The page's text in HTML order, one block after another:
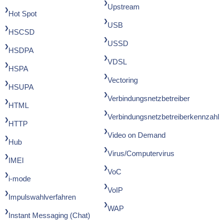
Hot Spot
HSCSD
HSDPA
HSPA
HSUPA
HTML
HTTP
Hub
IMEI
i-mode
Impulswahlverfahren
Instant Messaging (Chat)
Upstream
USB
USSD
VDSL
Vectoring
Verbindungsnetzbetreiber
Verbindungsnetzbetreiberkennzahl
Video on Demand
Virus/Computervirus
VoC
VoIP
WAP